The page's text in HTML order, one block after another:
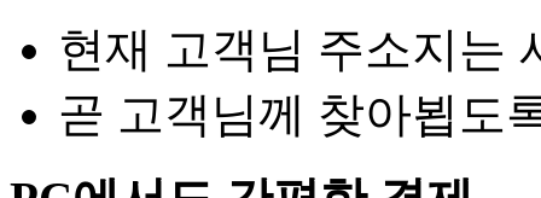
현재 고객님 주소지는
곧 고객님께 찾아뵙도